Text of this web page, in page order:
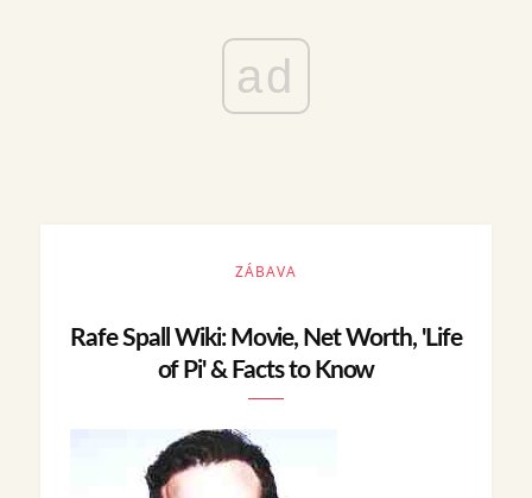
ad
ZÁBAVA
Rafe Spall Wiki: Movie, Net Worth, 'Life
of Pi' & Facts to Know